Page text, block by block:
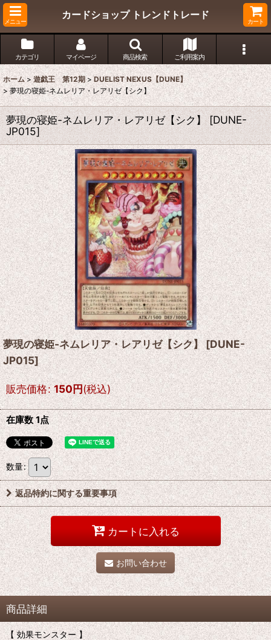
メニュー
カードショップ トレンドトレード
カート
カテゴリ マイページ 商品検索 ご利用案内
ホーム > 遊戯王 第12期 > DUELIST NEXUS【DUNE】
> 夢現の寝姫-ネムレリア・レアリゼ【シク】
夢現の寝姫-ネムレリア・レアリゼ【シク】 [DUNE-
JP015]
夢現の寝姫-ネムレリア・レアリゼ【シク】[DUNE-
JP015]
販売価格: 150円(税込)
在庫数 1点
数量:
返品特約に関する重要事項
カートに入れる
お問い合わせ
商品詳細
【 効果モンスター 】